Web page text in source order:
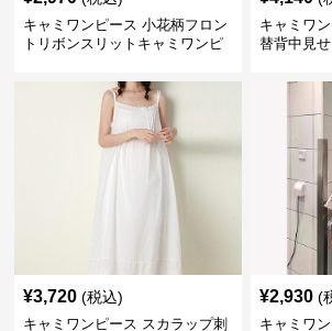
キャミワンピース 小花柄フロン
トリボンスリットキャミワンピ
キャミワ
替背中見
¥3,720 (税込)
キャミワンピース スカラップ刺
¥2,930 (
キャミワ